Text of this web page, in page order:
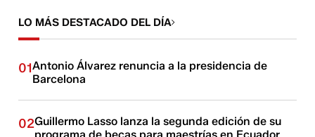
LO MÁS DESTACADO DEL DÍA
01Antonio Álvarez renuncia a la presidencia de
Barcelona
02Guillermo Lasso lanza la segunda edición de su